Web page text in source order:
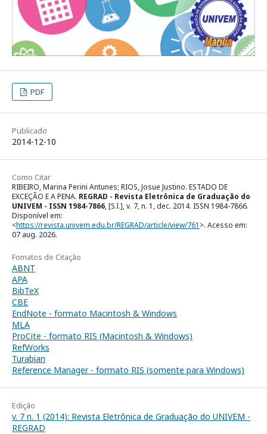
PDF
Publicado
2014-12-10
Como Citar
RIBEIRO, Marina Perini Antunes; RIOS, Josue Justino. ESTADO DE
EXCEÇÃO E A PENA. REGRAD - Revista Eletrônica de Graduação do
UNIVEM - ISSN 1984-7866, [S.l.], v. 7, n. 1, dec. 2014. ISSN 1984-7866.
Disponível em:
<https://revista.univem.edu.br/REGRAD/article/view/761 >. Acesso em:
07 aug. 2026.
Fomatos de Citação
ABNT
APA
BibTeX
CBE
EndNote - formato Macintosh & Windows
MLA
ProCite - formato RIS (Macintosh & Windows)
RefWorks
Turabian
Reference Manager - formato RIS (somente para Windows)
Edição
v. 7 n. 1 (2014): Revista Eletrônica de Graduação do UNIVEM -
REGRAD